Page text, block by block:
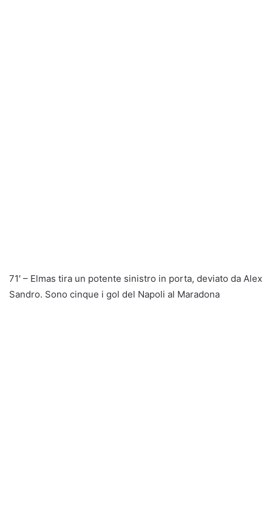
71′ – Elmas tira un potente sinistro in porta, deviato da Alex
Sandro. Sono cinque i gol del Napoli al Maradona